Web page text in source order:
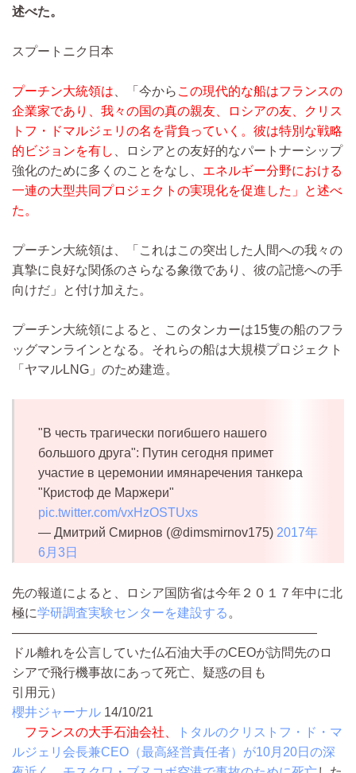
述べた。
スプートニク日本
プーチン大統領は 、「今から この現代的な船はフランスの
企業家であり、我々の国の真の親友、ロシアの友、クリス
トフ・ドマルジェリの名を背負っていく。彼は特別な戦略
的ビジョンを有し
、ロシアとの友好的なパートナーシップ
強化のために多くのことをなし、 エネルギー分野における
一連の大型共同プロジェクトの実現化を促進した」と述べ
た。
プーチン大統領は、「これはこの突出した人間への我々の
真摯に良好な関係のさらなる象徴であり、彼の記憶への手
向けだ」と付け加えた。
プーチン大統領によると、このタンカーは15隻の船のフラ
ッグマンラインとなる。それらの船は大規模プロジェクト
「ヤマルLNG」のため建造。
"В честь трагически погибшего нашего
большого друга": Путин сегодня примет
участие в церемонии имянаречения танкера
"Кристоф де Маржери"
pic.twitter.com/vxHzOSTUxs
— Дмитрий Смирнов (@dimsmirnov175) 2017年
6月3日
先の報道によると、ロシア国防省は今年２０１７年中に北
極に学研調査実験センターを建設する 。
————————————————————————
ドル離れを公言していた仏石油大手のCEOが訪問先のロ
シアで飛行機事故にあって死亡、疑惑の目も
引用元）
櫻井ジャーナル 14/10/21
フランスの大手石油会社、
トタルのクリストフ・ド・マ
ルジェリ会長兼CEO（最高経営責任者）が10月20日の深